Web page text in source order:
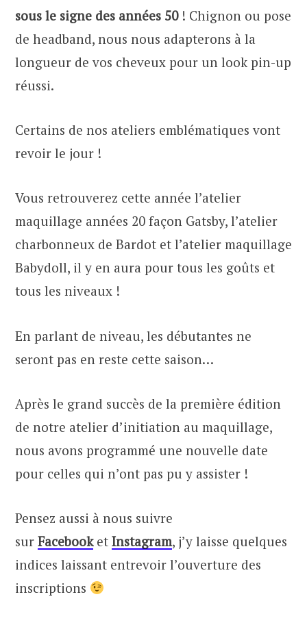
sous le signe des années 50! Chignon ou pose
de headband, nous nous adapterons à la
longueur de vos cheveux pour un look pin-up
réussi.
Certains de nos ateliers emblématiques vont
revoir le jour !
Vous retrouverez cette année l’atelier
maquillage années 20 façon Gatsby, l’atelier
charbonneux de Bardot et l’atelier maquillage
Babydoll, il y en aura pour tous les goûts et
tous les niveaux !
En parlant de niveau, les débutantes ne
seront pas en reste cette saison…
Après le grand succès de la première édition
de notre atelier d’initiation au maquillage,
nous avons programmé une nouvelle date
pour celles qui n’ont pas pu y assister !
Pensez aussi à nous suivre
sur Facebooket Instagram, j’y laisse quelques
indices laissant entrevoir l’ouverture des
inscriptions